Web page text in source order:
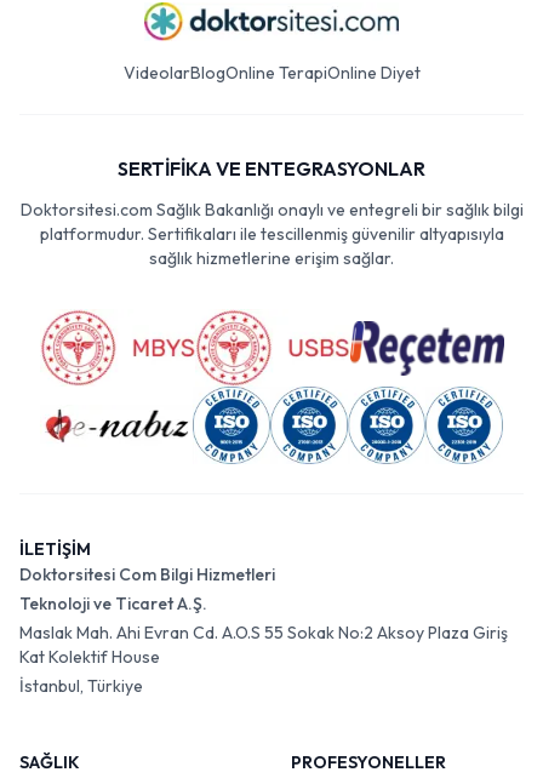
VideolarBlogOnline TerapiOnline Diyet
SERTİFİKA VE ENTEGRASYONLAR
Doktorsitesi.com Sağlık Bakanlığı onaylı ve entegreli bir sağlık bilgi
platformudur. Sertifikaları ile tescillenmiş güvenilir altyapısıyla
sağlık hizmetlerine erişim sağlar.
İLETİŞİM
Doktorsitesi Com Bilgi Hizmetleri
Teknoloji ve Ticaret A.Ş.
Maslak Mah. Ahi Evran Cd. A.O.S 55 Sokak No:2 Aksoy Plaza Giriş
Kat Kolektif House
İstanbul, Türkiye
SAĞLIK
PROFESYONELLER